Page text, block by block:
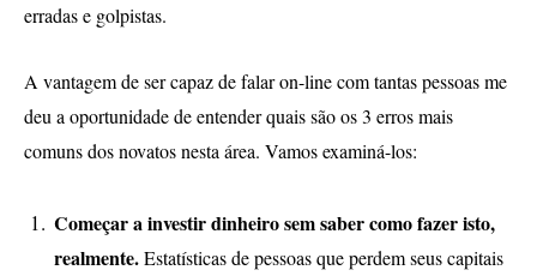
erradas e golpistas.
A vantagem de ser capaz de falar on-line com tantas pessoas me
deu a oportunidade de entender quais são os 3 erros mais
comuns dos novatos nesta área. Vamos examiná-los:
Começar a investir dinheiro sem saber como fazer isto,
realmente.Estatísticas de pessoas que perdem seus capitais